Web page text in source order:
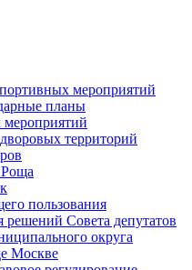
мероприятий
планы
территорий
Роща
пользования
Совета депутатов
округа
Москве